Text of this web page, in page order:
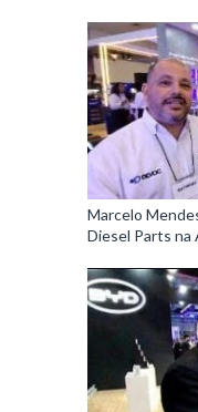
Marcelo
Diesel Parts na